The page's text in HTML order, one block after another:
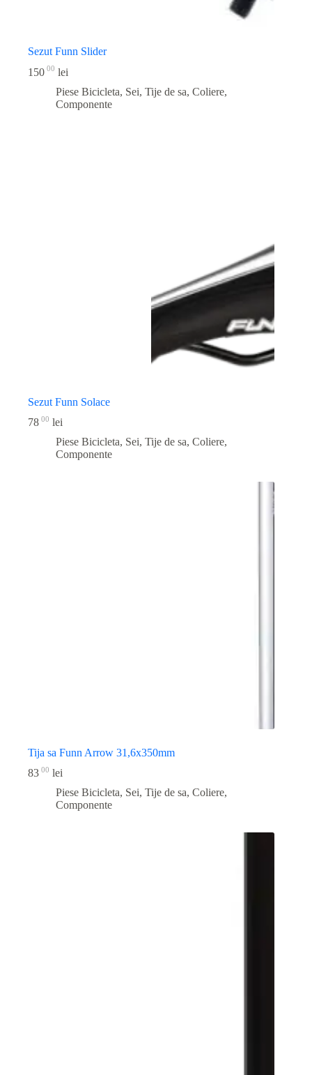
Sezut Funn Slider
150 00 lei
Piese Bicicleta, Sei, Tije de sa, Coliere,
Componente
Sezut Funn Solace
78 00 lei
Piese Bicicleta, Sei, Tije de sa, Coliere,
Componente
Tija sa Funn Arrow 31,6x350mm
83 00 lei
Piese Bicicleta, Sei, Tije de sa, Coliere,
Componente